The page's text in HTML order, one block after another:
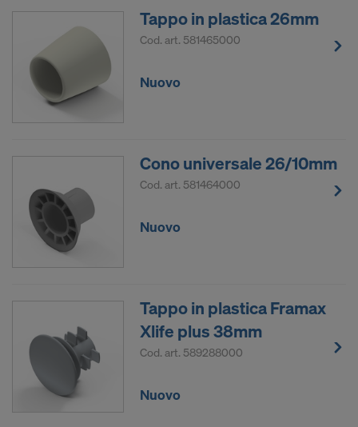
Tappo in plastica 26mm
Cod. art. 581465000
Nuovo
Cono universale 26/10mm
Cod. art. 581464000
Nuovo
Tappo in plastica Framax
Xlife plus 38mm
Cod. art. 589288000
Nuovo